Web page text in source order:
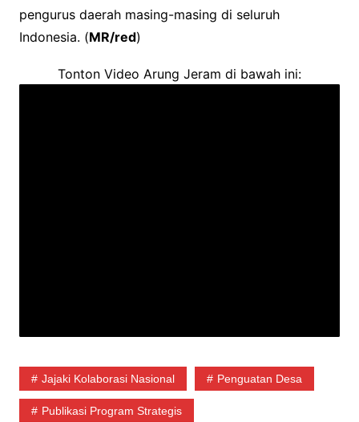
pengurus daerah masing-masing di seluruh
Indonesia. (MR/red)
Tonton Video Arung Jeram di bawah ini:
Jajaki Kolaborasi Nasional Penguatan Desa
Publikasi Program Strategis